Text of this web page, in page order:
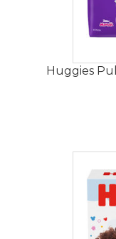
Huggies